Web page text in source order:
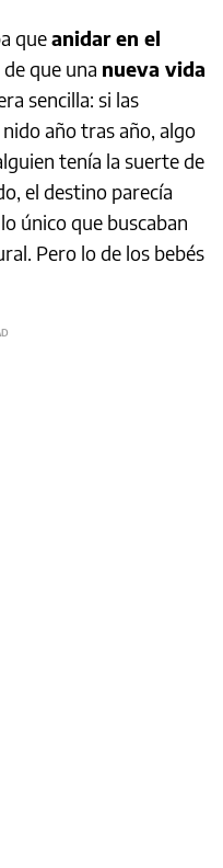
queanidar en el
que una nueva vida
sencilla: si las
año tras año, algo
tenía la suerte de
el destino parecía
único que buscaban
Pero lo de los bebés